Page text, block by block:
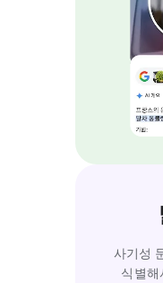
사기성
식별해